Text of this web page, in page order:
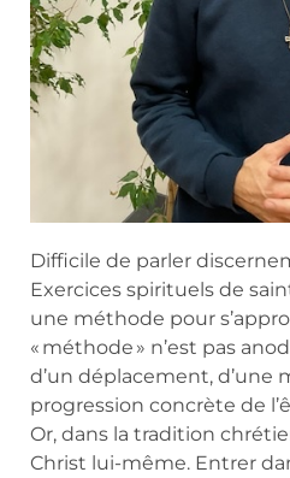
Difficile de parler
Exercices spirituels de
une méthode pour
« méthode » n’est pas
d’un déplacement, d’une
progression concrète de
Or, dans la tradition
Christ lui-même. Entrer